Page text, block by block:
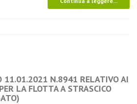
11.01.2021 N.8941 RELATIVO AI
LA FLOTTA A STRASCICO